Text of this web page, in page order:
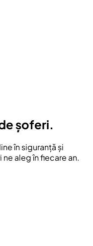
șoferi.
în siguranță și
aleg în fiecare an.